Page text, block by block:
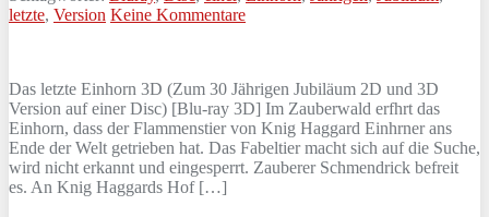
letzte, Version Keine Kommentare
Das letzte Einhorn 3D (Zum 30 Jährigen Jubiläum 2D und 3D
Version auf einer Disc) [Blu-ray 3D] Im Zauberwald erfhrt das
Einhorn, dass der Flammenstier von Knig Haggard Einhrner ans
Ende der Welt getrieben hat. Das Fabeltier macht sich auf die Suche,
wird nicht erkannt und eingesperrt. Zauberer Schmendrick befreit
es. An Knig Haggards Hof […]